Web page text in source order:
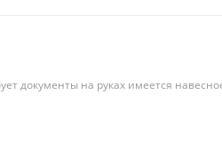
документы на руках имеется